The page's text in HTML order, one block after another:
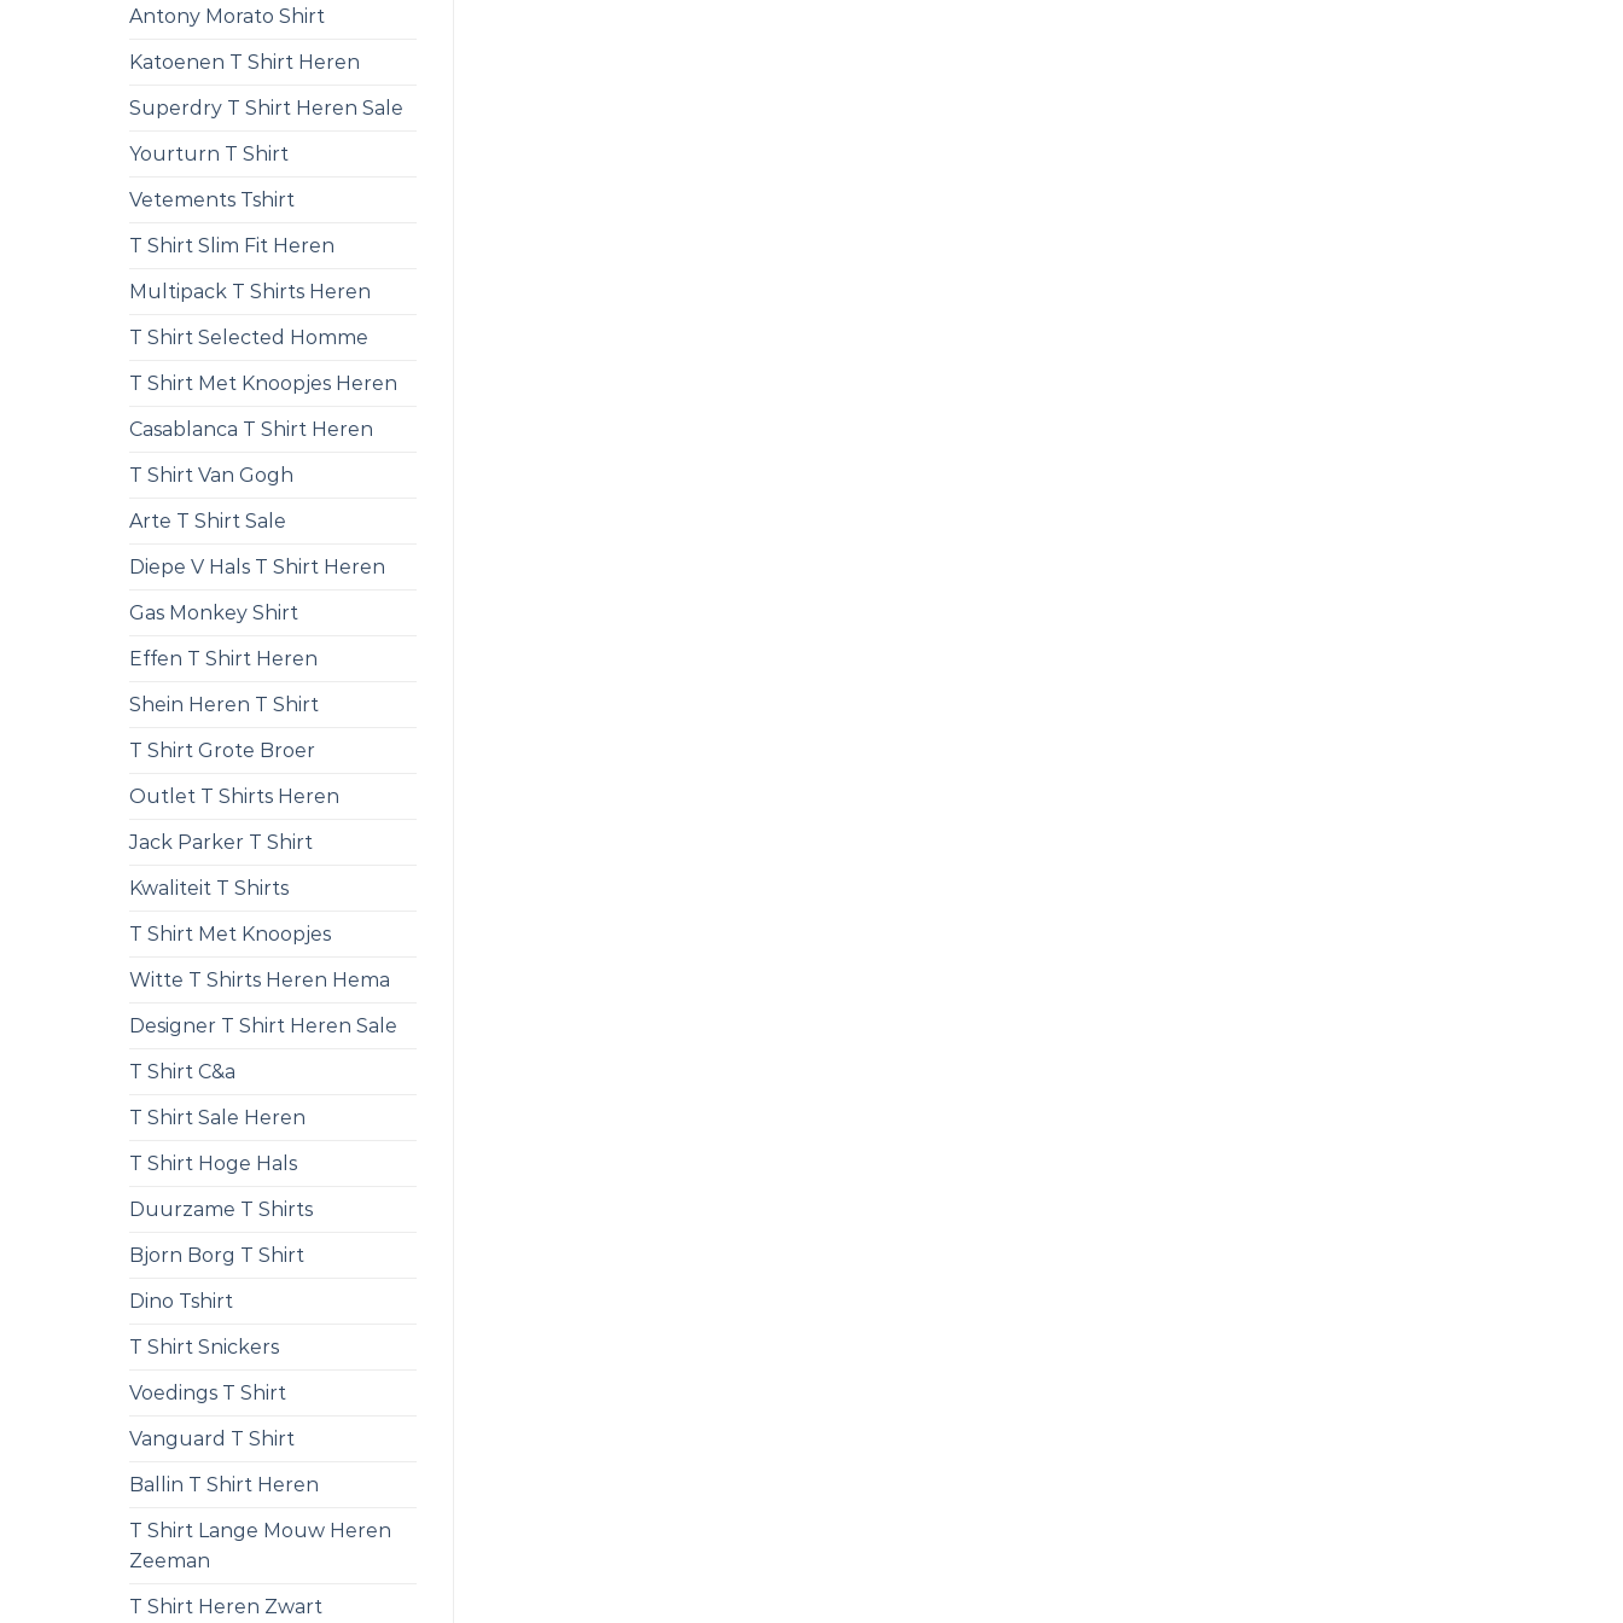
Antony Morato Shirt
Katoenen T Shirt Heren
Superdry T Shirt Heren Sale
Yourturn T Shirt
Vetements Tshirt
T Shirt Slim Fit Heren
Multipack T Shirts Heren
T Shirt Selected Homme
T Shirt Met Knoopjes Heren
Casablanca T Shirt Heren
T Shirt Van Gogh
Arte T Shirt Sale
Diepe V Hals T Shirt Heren
Gas Monkey Shirt
Effen T Shirt Heren
Shein Heren T Shirt
T Shirt Grote Broer
Outlet T Shirts Heren
Jack Parker T Shirt
Kwaliteit T Shirts
T Shirt Met Knoopjes
Witte T Shirts Heren Hema
Designer T Shirt Heren Sale
T Shirt C&a
T Shirt Sale Heren
T Shirt Hoge Hals
Duurzame T Shirts
Bjorn Borg T Shirt
Dino Tshirt
T Shirt Snickers
Voedings T Shirt
Vanguard T Shirt
Ballin T Shirt Heren
T Shirt Lange Mouw Heren
Zeeman
T Shirt Heren Zwart